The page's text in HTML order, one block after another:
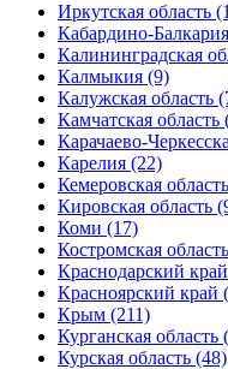
Иркутская область
Кабардино-
Калининградская
Калмыкия (9)
Калужская область
Камчатская область
Карачаево-
Карелия (22)
Кемеровская
Кировская область
Коми (17)
Костромская
Краснодарский
Красноярский край
Крым (211)
Курганская область
Курская область (48)